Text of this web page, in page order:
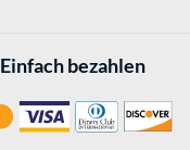
Einfach bezahlen